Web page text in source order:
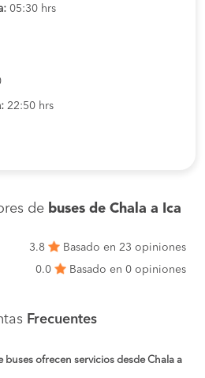
05:30 hrs
22:50 hrs
de buses de Chala a Ica
3.8
Basado en 23 opiniones
0.0 Basado en 0 opiniones
Frecuentes
buses ofrecen servicios desde Chala a